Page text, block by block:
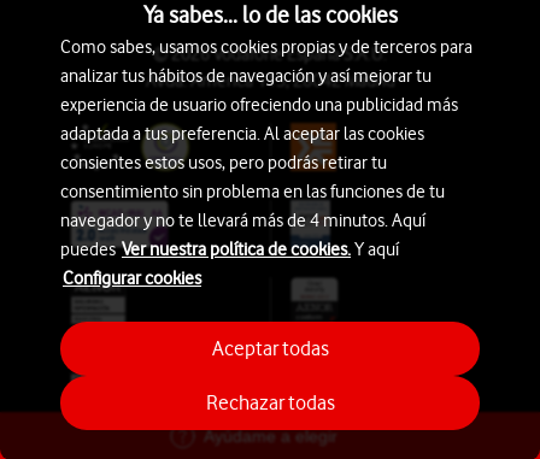
Ayúdame a elegir
© 2026 Vodafone España S.A.U.
Avda. América 115, 28042 Madrid
Ya sabes... lo de las cookies
Como sabes, usamos cookies propias y de terceros para
analizar tus hábitos de navegación y así mejorar tu
experiencia de usuario ofreciendo una publicidad más
adaptada a tus preferencia. Al aceptar las cookies
consientes estos usos, pero podrás retirar tu
consentimiento sin problema en las funciones de tu
navegador y no te llevará más de 4 minutos. Aquí
puedesVer nuestra política de cookies.Y aquí
Configurar cookies
Rechazar todas
Aceptar todas